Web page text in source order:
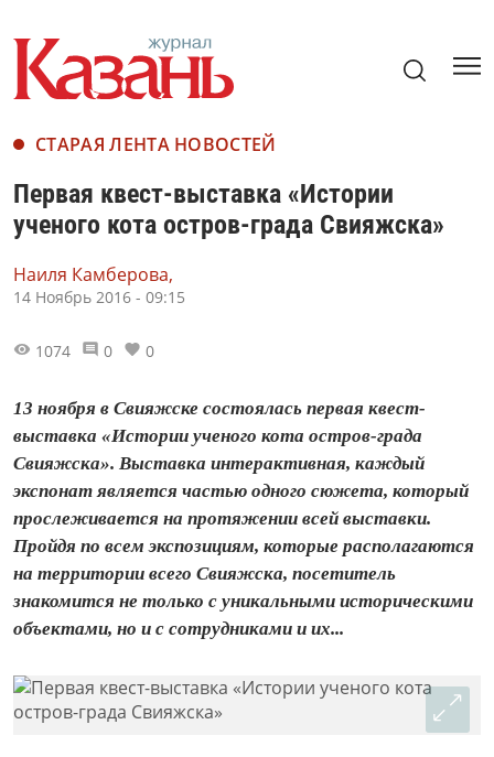
СТАРАЯ ЛЕНТА НОВОСТЕЙ
Первая квест-выставка «Истории
ученого кота остров-града Свияжска»
Наиля Камберова,
14 Ноябрь 2016 - 09:15
1074 0 0
13 ноября в Свияжске состоялась первая квест-
выставка «Истории ученого кота остров-града
Свияжска». Выставка интерактивная, каждый
экспонат является частью одного сюжета, который
прослеживается на протяжении всей выставки.
Пройдя по всем экспозициям, которые располагаются
на территории всего Свияжска, посетитель
знакомится не только с уникальными историческими
объектами, но и с сотрудниками и их...